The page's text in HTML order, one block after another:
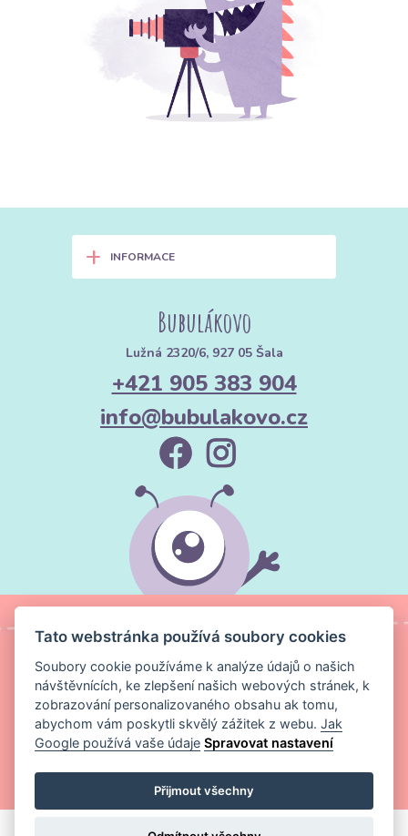
+ INFORMACE
Bubulákovo
Lužná 2320/6, 927 05 Šala
+421 905 383 904
info@bubulakovo.cz
Tato webstránka používá soubory cookies
Soubory cookie používáme k analýze údajů o našich
návštěvnících, ke zlepšení našich webových stránek, k
zobrazování personalizovaného obsahu ak tomu,
abychom vám poskytli skvělý zážitek z webu.Jak
Google používá vaše údaje Spravovat nastavení
Přijmout všechny